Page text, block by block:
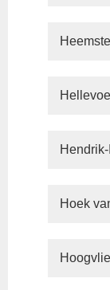
Hoek